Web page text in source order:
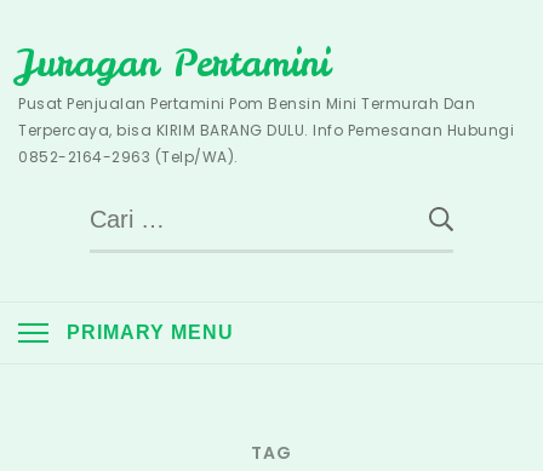
to
content
Juragan Pertamini
Pusat Penjualan Pertamini Pom Bensin Mini Termurah Dan
Terpercaya, bisa KIRIM BARANG DULU. Info Pemesanan Hubungi
0852-2164-2963 (Telp/WA).
Cari
untuk:
PRIMARY MENU
TAG